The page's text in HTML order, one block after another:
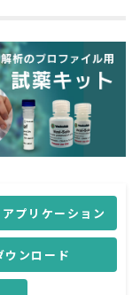
プリケーション
ウンロード